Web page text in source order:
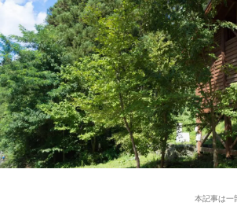
本記事は一